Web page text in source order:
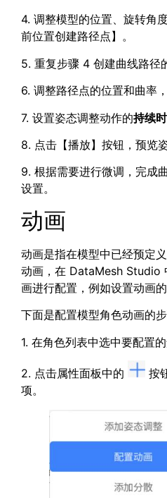
4. 调整模型的位置、旋转角
前位置创建路径点】。
5. 重复步骤 4 创建曲线路径
6. 调整路径点的位置和曲率
7. 设置姿态调整动作的持续
8. 点击【播放】按钮，预览
9. 根据需要进行微调，完成
设置。
动画
动画是指在模型中已经预定
动画，在 DataMesh Studio
画进行配置，例如设置动画
下面是配置模型角色动画的步
1. 在角色列表中选中要配置的
2. 点击属性面板中的 按
项。